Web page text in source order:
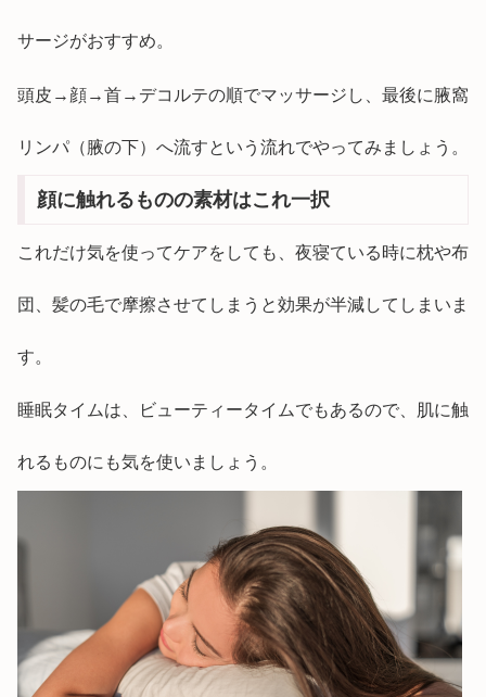
サージがおすすめ。
頭皮→顔→首→デコルテの順でマッサージし、最後に腋窩
リンパ（腋の下）へ流すという流れでやってみましょう。
顔に触れるものの素材はこれ一択
これだけ気を使ってケアをしても、夜寝ている時に枕や布
団、髪の毛で摩擦させてしまうと効果が半減してしまいま
す。
睡眠タイムは、ビューティータイムでもあるので、肌に触
れるものにも気を使いましょう。